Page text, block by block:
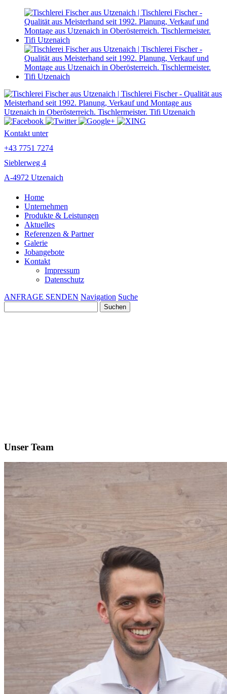
Kontakt unter
+43 7751 7274
Sieblerweg 4
A-4972 Utzenaich
Home
Unternehmen
Produkte & Leistungen
Aktuelles
Referenzen & Partner
Galerie
Jobangebote
Kontakt
Impressum
Datenschutz
ANFRAGE SENDEN Navigation Suche
nach:
Unser Team